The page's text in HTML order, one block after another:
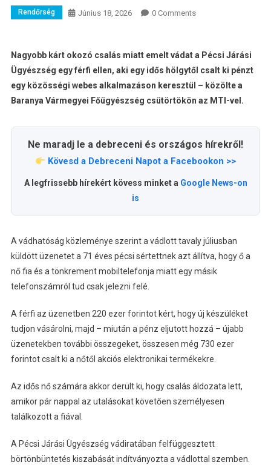
Rendőrség Június 18, 2026 0 Comments
Nagyobb kárt okozó csalás miatt emelt vádat a Pécsi Járási
Ügyészség egy férfi ellen, aki egy idős hölgytől csalt ki pénzt
egy közösségi webes alkalmazáson keresztül – közölte a
Baranya Vármegyei Főügyészség csütörtökön az MTI-vel.
Ne maradj le a debreceni és országos hírekről!
Kövesd a Debreceni Napot a Facebookon >>
A legfrissebb hírekért kövess minket a Google News-on
is
A vádhatóság közleménye szerint a vádlott tavaly júliusban
küldött üzenetet a 71 éves pécsi sértettnek azt állítva, hogy ő a
nő fia és a tönkrement mobiltelefonja miatt egy másik
telefonszámról tud csak jelezni felé.
A férfi az üzenetben 220 ezer forintot kért, hogy új készüléket
tudjon vásárolni, majd – miután a pénz eljutott hozzá – újabb
üzenetekben további összegeket, összesen még 730 ezer
forintot csalt ki a nőtől akciós elektronikai termékekre.
Az idős nő számára akkor derült ki, hogy csalás áldozata lett,
amikor pár nappal az utalásokat követően személyesen
találkozott a fiával.
A Pécsi Járási Ügyészség vádiratában felfüggesztett
börtönbüntetés kiszabását indítványozta a vádlottal szemben.